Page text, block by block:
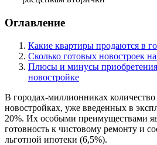
Оглавление
Какие квартиры продаются в
Сколько готовых новостроек
Плюсы и минусы
новостройке
В городах-миллионниках
новостройках, уже введенных в
20%. Их особыми преимуществами
готовность к чистовому ремонту и
льготной ипотеки (6,5%).